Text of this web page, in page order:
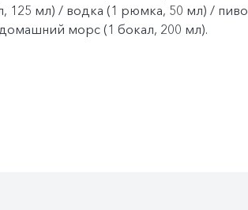
125 мл) / водка (1 рюмка, 50 мл) / пиво
морс (1 бокал, 200 мл).
система с элементами